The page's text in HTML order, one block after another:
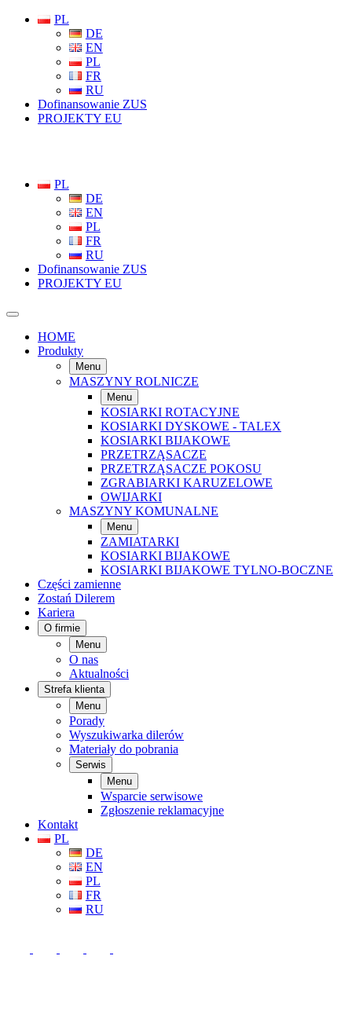
PL
DE
EN
PL
FR
RU
Dofinansowanie ZUS
PROJEKTY EU
PL
DE
EN
PL
FR
RU
Dofinansowanie ZUS
PROJEKTY EU
HOME
Produkty
Menu
MASZYNY ROLNICZE
Menu
KOSIARKI ROTACYJNE
KOSIARKI DYSKOWE - TALEX
KOSIARKI BIJAKOWE
PRZETRZĄSACZE
PRZETRZĄSACZE POKOSU
ZGRABIARKI KARUZELOWE
OWIJARKI
MASZYNY KOMUNALNE
Menu
ZAMIATARKI
KOSIARKI BIJAKOWE
KOSIARKI BIJAKOWE TYLNO-BOCZNE
Części zamienne
Zostań Dilerem
Kariera
O firmie
Menu
O nas
Aktualności
Strefa klienta
Menu
Porady
Wyszukiwarka dilerów
Materiały do pobrania
Serwis
Menu
Wsparcie serwisowe
Zgłoszenie reklamacyjne
Kontakt
PL
DE
EN
PL
FR
RU